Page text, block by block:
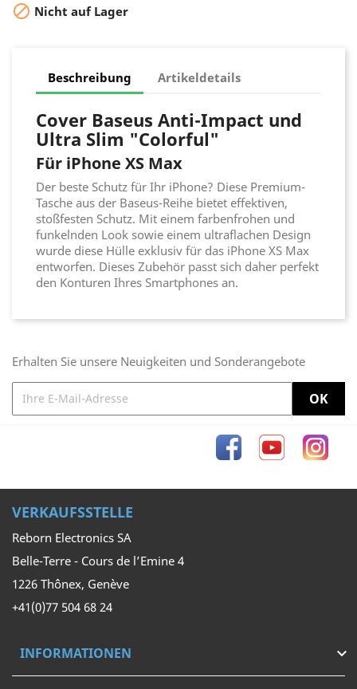
 Nicht auf Lager
Beschreibung Artikeldetails
Cover Baseus Anti-Impact und
Ultra Slim "Colorful"
Für iPhone XS Max
Der beste Schutz für Ihr iPhone? Diese Premium-
Tasche aus der Baseus-Reihe bietet effektiven,
stoßfesten Schutz. Mit einem farbenfrohen und
funkelnden Look sowie einem ultraflachen Design
wurde diese Hülle exklusiv für das iPhone XS Max
entworfen. Dieses Zubehör passt sich daher perfekt
den Konturen Ihres Smartphones an.
Erhalten Sie unsere Neuigkeiten und Sonderangebote
FacebookYouTube
VERKAUFSSTELLE
Reborn Electronics SA
Belle-Terre - Cours de l’Emine 4
1226 Thônex, Genève
+41(0)77 504 68 24
INFORMATIONEN 